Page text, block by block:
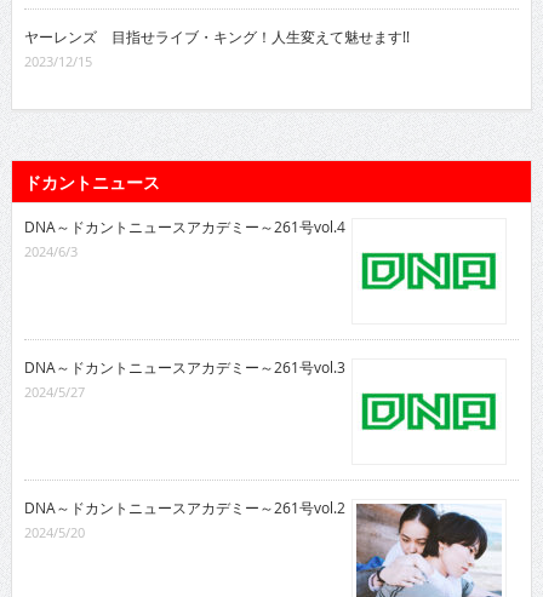
ヤーレンズ 目指せライブ・キング！人生変えて魅せます!!
2023/12/15
ドカントニュース
DNA～ドカントニュースアカデミー～261号vol.4
2024/6/3
DNA～ドカントニュースアカデミー～261号vol.3
2024/5/27
DNA～ドカントニュースアカデミー～261号vol.2
2024/5/20